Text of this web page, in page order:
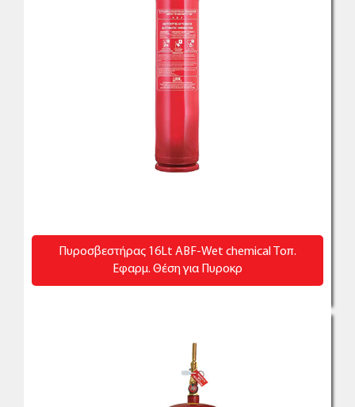
Πυροσβεστήρας 16Lt ABF-Wet chemical Τοπ.
Εφαρμ. Θέση για Πυροκρ